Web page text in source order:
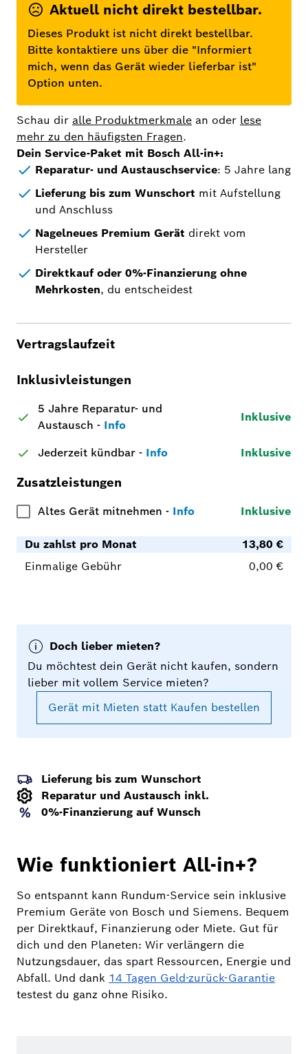
Aktuell nicht direkt bestellbar.
Dieses Produkt ist nicht direkt bestellbar.
Bitte kontaktiere uns über die "Informiert
mich, wenn das Gerät wieder lieferbar ist"
Option unten.
Schau dir alle Produktmerkmale an oder lese
mehr zu den häufigsten Fragen.
Dein Service-Paket mit Bosch All-in+:
Reparatur- und Austauschservice: 5 Jahre lang
Lieferung bis zum Wunschort mit Aufstellung
und Anschluss
Nagelneues Premium Gerät direkt vom
Hersteller
Direktkauf oder 0%-Finanzierung ohne
Mehrkosten, du entscheidest
Vertragslaufzeit
Inklusivleistungen
5 Jahre Reparatur- und
Austausch - Info
Inklusive
Jederzeit kündbar- Info Inklusive
Zusatzleistungen
Altes Gerät mitnehmen - Info Inklusive
Du zahlst pro Monat
13,80 €
Einmalige Gebühr
0,00 €
Doch lieber mieten?
Du möchtest dein Gerät nicht kaufen, sondern
lieber mit vollem Service mieten?
Gerät mit Mieten statt Kaufen bestellen
Lieferung bis zum Wunschort
Reparatur und Austausch inkl.
0%-Finanzierung auf Wunsch
Wie funktioniert All-in+?
So entspannt kann Rundum-Service sein inklusive
Premium Geräte von Bosch und Siemens. Bequem
per Direktkauf, Finanzierung oder Miete. Gut für
dich und den Planeten: Wir verlängern die
Nutzungsdauer, das spart Ressourcen, Energie und
Abfall. Und dank 14 Tagen Geld-zurück-Garantie
testest du ganz ohne Risiko.